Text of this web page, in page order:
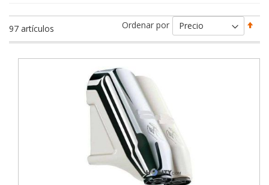
97 artículos Ordenar por